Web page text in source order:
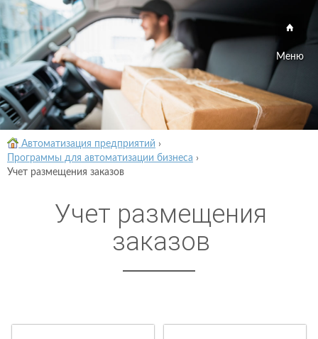
Меню
Автоматизация предприятий ›
Программы для автоматизации бизнеса ›
Учет размещения заказов
Учет размещения
заказов